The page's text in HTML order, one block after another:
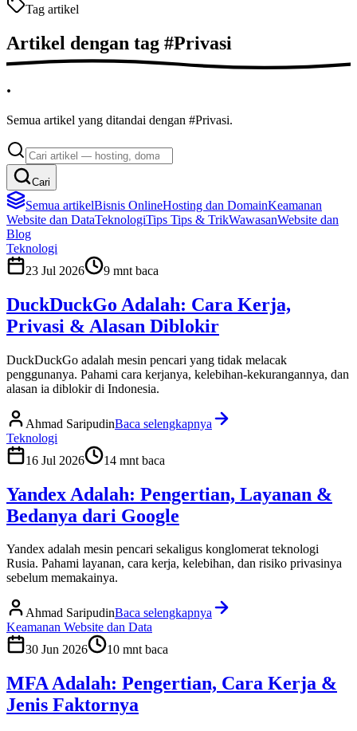
Tag artikel
Artikel dengan tag #Privasi
.
Semua artikel yang ditandai dengan #Privasi.
Cari
Semua artikelBisnis OnlineHosting dan DomainKeamanan
Website dan DataTeknologiTips Tips & TrikWawasanWebsite dan
Blog
Teknologi
23 Jul 2026
9 mnt baca
DuckDuckGo Adalah: Cara Kerja,
Privasi & Alasan Diblokir
DuckDuckGo adalah mesin pencari yang tidak melacak
penggunanya. Pahami cara kerjanya, kelebihan-kekurangannya, dan
alasan ia diblokir di Indonesia.
Ahmad SaripudinBaca selengkapnya
Teknologi
16 Jul 2026
14 mnt baca
Yandex Adalah: Pengertian, Layanan &
Bedanya dari Google
Yandex adalah mesin pencari sekaligus konglomerat teknologi
Rusia. Pahami layanan, cara kerja, kelebihan, dan risiko privasinya
sebelum memakainya.
Ahmad SaripudinBaca selengkapnya
Keamanan Website dan Data
30 Jun 2026
10 mnt baca
MFA Adalah: Pengertian, Cara Kerja &
Jenis Faktornya